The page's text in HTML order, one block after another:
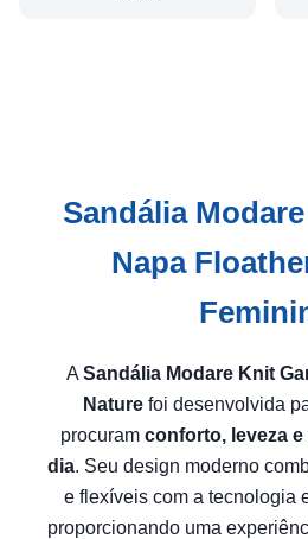
Sandália
Napa
A Sandália Modare Knit
Nature foi desenvolvida
procuram conforto, leveza
dia. Seu design moderno
e flexíveis com a tecnologia
proporcionando uma